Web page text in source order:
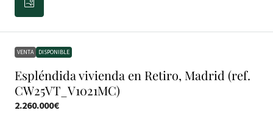
VENTA DISPONIBLE
Espléndida vivienda en Retiro, Madrid (ref.
CW25VT_V1021MC)
2.260.000€